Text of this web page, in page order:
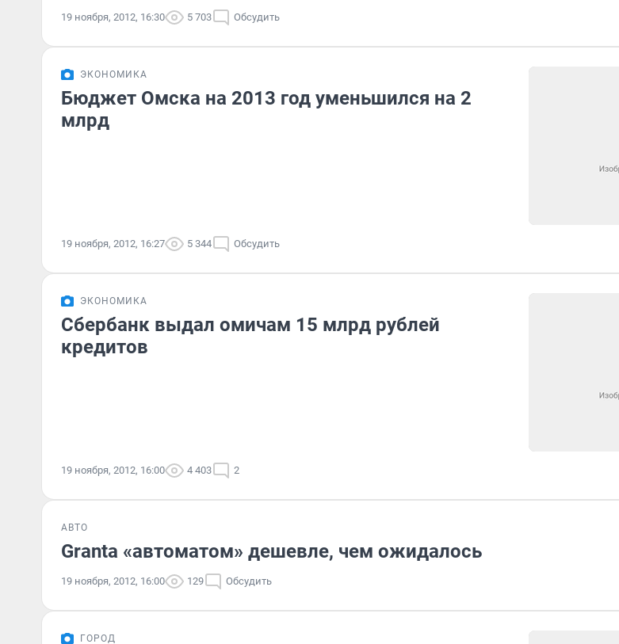
19 ноября, 2012, 16:30 5 703 Обсудить
ЭКОНОМИКА
Бюджет Омска на 2013 год уменьшился на 2
млрд
19 ноября, 2012, 16:27 5 344 Обсудить
ЭКОНОМИКА
Сбербанк выдал омичам 15 млрд рублей
кредитов
19 ноября, 2012, 16:00 4 403 2
АВТО
Granta «автоматом» дешевле, чем ожидалось
19 ноября, 2012, 16:00 129 Обсудить
ГОРОД